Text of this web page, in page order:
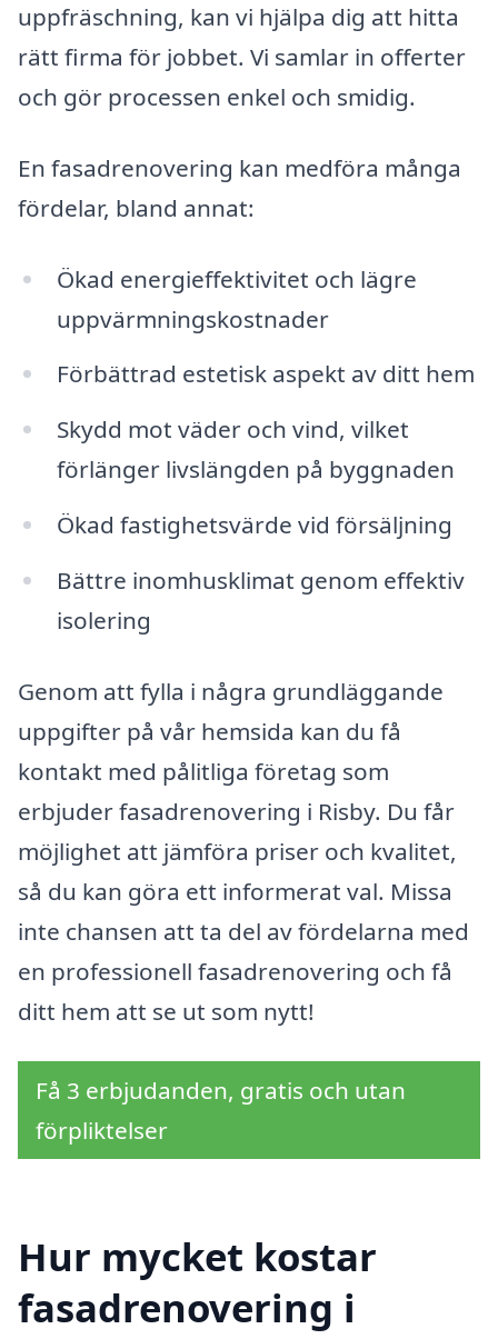
uppfräschning, kan vi hjälpa dig att hitta
rätt firma för jobbet. Vi samlar in offerter
och gör processen enkel och smidig.
En fasadrenovering kan medföra många
fördelar, bland annat:
Ökad energieffektivitet och lägre
uppvärmningskostnader
Förbättrad estetisk aspekt av ditt hem
Skydd mot väder och vind, vilket
förlänger livslängden på byggnaden
Ökad fastighetsvärde vid försäljning
Bättre inomhusklimat genom effektiv
isolering
Genom att fylla i några grundläggande
uppgifter på vår hemsida kan du få
kontakt med pålitliga företag som
erbjuder fasadrenovering i Risby. Du får
möjlighet att jämföra priser och kvalitet,
så du kan göra ett informerat val. Missa
inte chansen att ta del av fördelarna med
en professionell fasadrenovering och få
ditt hem att se ut som nytt!
Få 3 erbjudanden, gratis och utan
förpliktelser
Hur mycket kostar
fasadrenovering i